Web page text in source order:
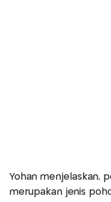
Yohan menjelaskan,
merupakan jenis